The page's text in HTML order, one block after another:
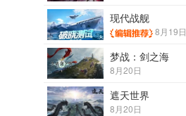
现代战舰
8月19日
梦战：剑之海
8月20日
遮天世界
8月20日